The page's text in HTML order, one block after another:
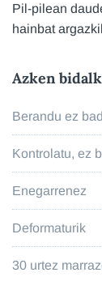
Pil-pilean
hainbat
Azken
Berandu ez
Kontrolatu, ez
Enegarrenez
Deformaturik
30 urtez